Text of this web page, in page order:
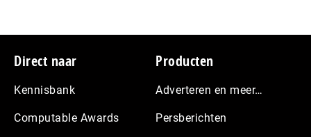
Footer
Direct naar
Kennisbank
Computable Awards
Producten
Adverteren en meer…
Persberichten